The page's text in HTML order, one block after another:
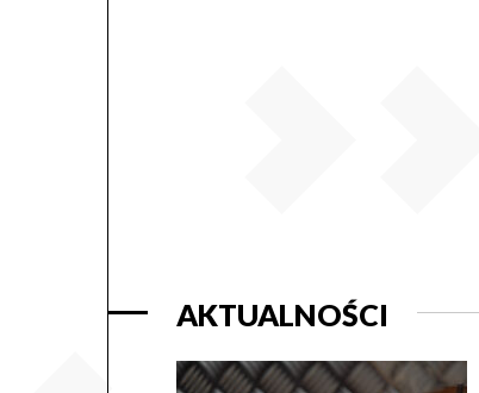
AKTUALNOŚCI